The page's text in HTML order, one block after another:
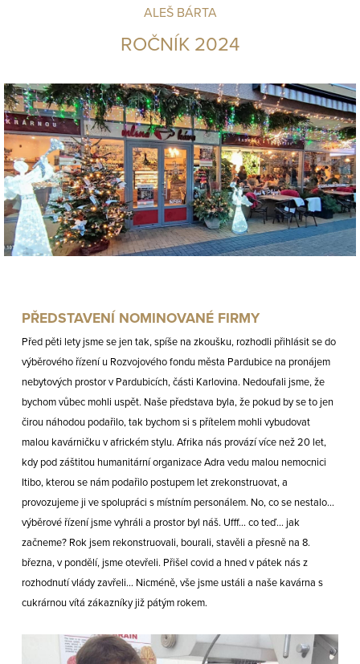
ALEŠ BÁRTA
ROČNÍK 2024
PŘEDSTAVENÍ NOMINOVANÉ FIRMY
Před pěti lety jsme se jen tak, spíše na zkoušku, rozhodli přihlásit se do
výběrového řízení u Rozvojového fondu města Pardubice na pronájem
nebytových prostor v Pardubicích, části Karlovina. Nedoufali jsme, že
bychom vůbec mohli uspět. Naše představa byla, že pokud by se to jen
čirou náhodou podařilo, tak bychom si s přítelem mohli vybudovat
malou kavárničku v africkém stylu. Afrika nás provází více než 20 let,
kdy pod záštitou humanitární organizace Adra vedu malou nemocnici
Itibo, kterou se nám podařilo postupem let zrekonstruovat, a
provozujeme ji ve spolupráci s místním personálem. No, co se nestalo...
výběrové řízení jsme vyhráli a prostor byl náš. Ufff... co teď... jak
začneme? Rok jsem rekonstruovali, bourali, stavěli a přesně na 8.
března, v pondělí, jsme otevřeli. Přišel covid a hned v pátek nás z
rozhodnutí vlády zavřeli... Nicméně, vše jsme ustáli a naše kavárna s
cukrárnou vítá zákazníky již pátým rokem.